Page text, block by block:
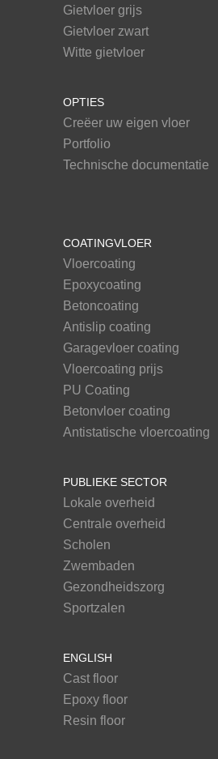
Gietvloer grijs
Gietvloer zwart
Witte gietvloer
OPTIES
Creëer uw eigen vloer
Portfolio
Technische documentatie
COATINGVLOER
Vloercoating
Epoxycoating
Betoncoating
Antislip coating
Garagevloer coating
Vloercoating prijs
PU Coating
Betonvloer coating
Antistatische vloercoating
PUBLIEKE SECTOR
Lokale overheid
Centrale overheid
Scholen
Zwembaden
Gezondheidszorg
Sportzalen
ENGLISH
Cast floor
Epoxy floor
Resin floor